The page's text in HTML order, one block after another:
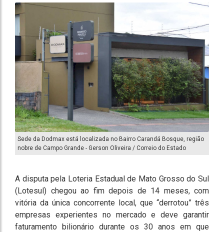
Sede da Dodmax está localizada no Bairro Carandá Bosque, região
nobre de Campo Grande - Gerson Oliveira / Correio do Estado
A disputa pela Loteria Estadual de Mato Grosso do Sul
(Lotesul) chegou ao fim depois de 14 meses, com
vitória da única concorrente local, que “derrotou” três
empresas experientes no mercado e deve garantir
faturamento bilionário durante os 30 anos em que